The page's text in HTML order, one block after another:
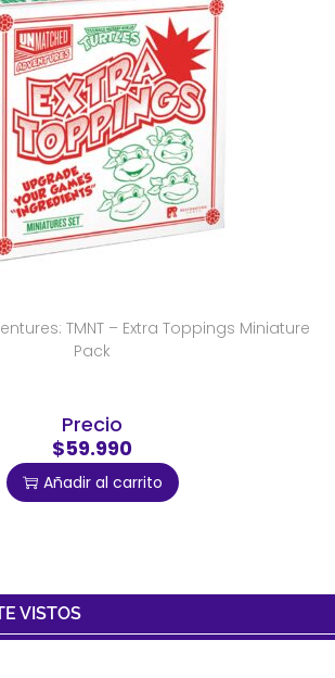
TMNT – Extra Toppings Miniature
Pack
Precio
$59.990
Añadir al carrito
VISTOS